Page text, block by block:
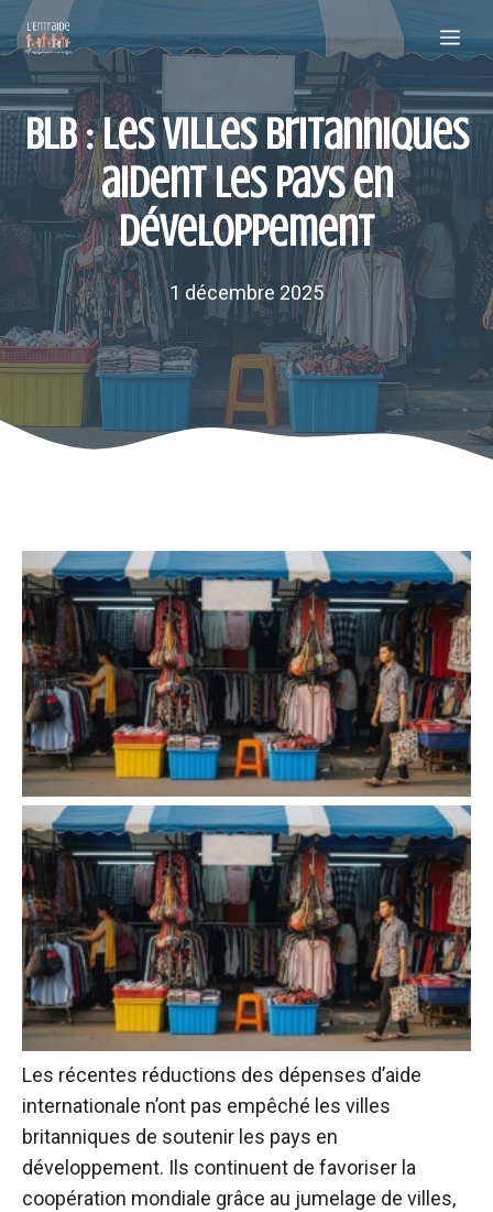
Aller
au
contenu
BLB : les villes britanniques
aident les pays en
développement
1 décembre 2025
Les récentes réductions des dépenses d’aide
internationale n’ont pas empêché les villes
britanniques de soutenir les pays en
développement. Ils continuent de favoriser la
coopération mondiale grâce au jumelage de villes,